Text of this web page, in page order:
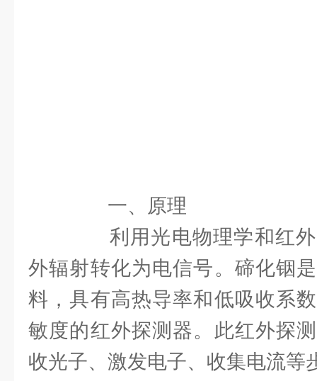
一、原理
利用光电物理学和红外
外辐射转化为电信号。碲化铟
料，具有高热导率和低吸收系
敏度的红外探测器。此红外探
收光子、激发电子、收集电流等